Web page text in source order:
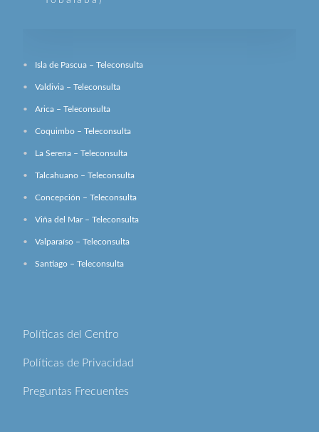
Isla de Pascua – Teleconsulta
Valdivia – Teleconsulta
Arica – Teleconsulta
Coquimbo – Teleconsulta
La Serena – Teleconsulta
Talcahuano – Teleconsulta
Concepción – Teleconsulta
Viña del Mar – Teleconsulta
Valparaíso – Teleconsulta
Santiago – Teleconsulta
Políticas del Centro
Políticas de Privacidad
Preguntas Frecuentes